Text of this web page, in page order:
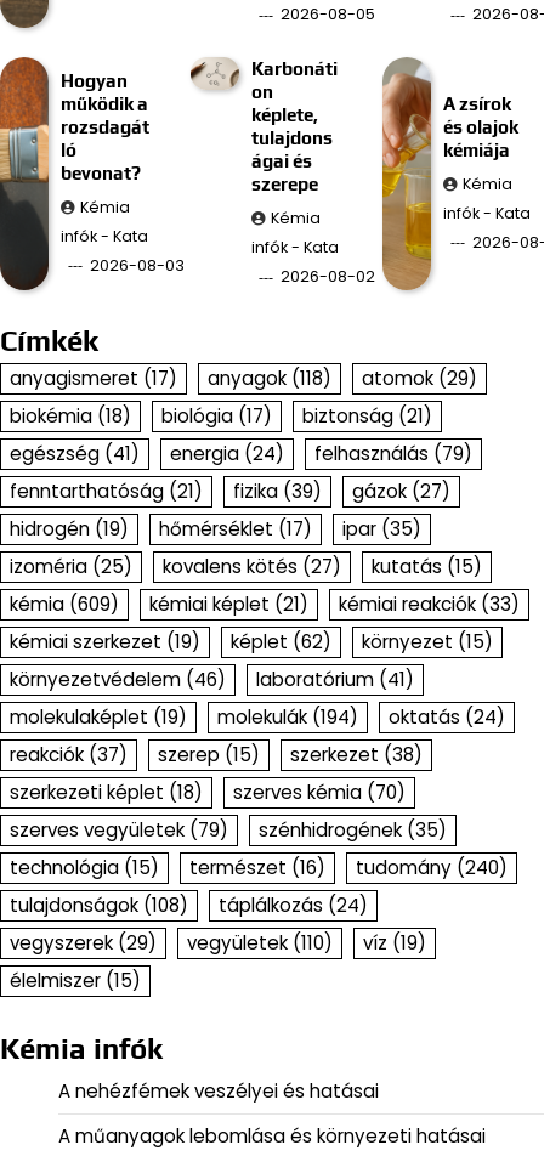
2026-08-05
2026-
Hogyan
működik a
rozsdagát
ló
bevonat?
Kémia
infók - Kata
2026-08-03
Karbonáti
on
képlete,
tulajdons
ágai és
szerepe
Kémia
infók - Kata
2026-08-02
A zsírok
és olajok
kémiája
Kémia
infók - Kata
2026-
Címkék
anyagismeret (17) anyagok (118) atomok (29)
biokémia (18) biológia (17) biztonság (21)
egészség (41) energia (24) felhasználás (79)
fenntarthatóság (21) fizika (39) gázok (27)
hidrogén (19) hőmérséklet (17) ipar (35)
izoméria (25) kovalens kötés (27) kutatás (15)
kémia (609) kémiai képlet (21) kémiai reakciók (33)
kémiai szerkezet (19) képlet (62) környezet (15)
környezetvédelem (46) laboratórium (41)
molekulaképlet (19) molekulák (194) oktatás (24)
reakciók (37) szerep (15) szerkezet (38)
szerkezeti képlet (18) szerves kémia (70)
szerves vegyületek (79) szénhidrogének (35)
technológia (15) természet (16) tudomány (240)
tulajdonságok (108) táplálkozás (24)
vegyszerek (29) vegyületek (110) víz (19)
élelmiszer (15)
Kémia infók
A nehézfémek veszélyei és hatásai
A műanyagok lebomlása és környezeti hatásai